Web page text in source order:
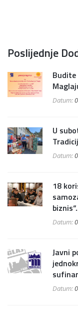
Poslijednje
Datum:
U
Datum:
18
Datum:
Javni
Datum: